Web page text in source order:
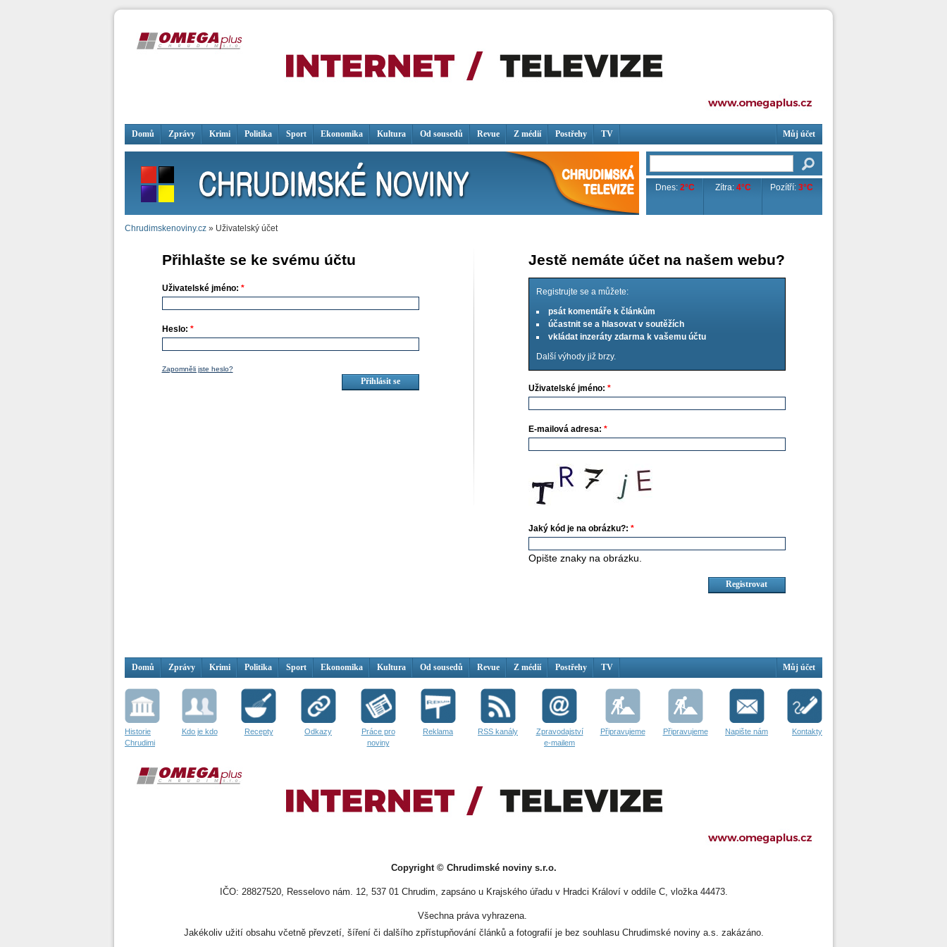
Domů Zprávy Krimi Politika Sport Ekonomika Kultura Od sousedů Revue Z médií Postřehy TV Můj účet
Dnes:2°C Zítra:4°C Pozítří: 3°C
Chrudimskenoviny.cz » Uživatelský účet
Přihlašte se ke svému účtu
Uživatelské jméno: *
Heslo: *
Zapomněli jste heslo?
Jestě nemáte účet na našem webu?
Registrujte se a můžete:
psát komentáře k článkům
účastnit se a hlasovat v soutěžích
vkládat inzeráty zdarma k vašemu účtu
Další výhody již brzy.
Uživatelské jméno: *
E-mailová adresa: *
Jaký kód je na obrázku?: *
Opište znaky na obrázku.
Domů Zprávy Krimi Politika Sport Ekonomika Kultura Od sousedů Revue Z médií Postřehy TV Můj účet
Historie
Chrudimi
Kdo je kdo Recepty Odkazy
Práce pro
noviny
Reklama RSS kanály
Zpravodajství
e-mailem
Připravujeme Připravujeme Napište nám Kontakty
Copyright © Chrudimské noviny s.r.o.
IČO: 28827520, Resselovo nám. 12, 537 01 Chrudim, zapsáno u Krajského úřadu v Hradci Královí v oddíle C, vložka 44473.
Všechna práva vyhrazena.
Jakékoliv užití obsahu včetně převzetí, šíření či dalšího zpřístupňování článků a fotografií je bez souhlasu Chrudimské noviny a.s. zakázáno.